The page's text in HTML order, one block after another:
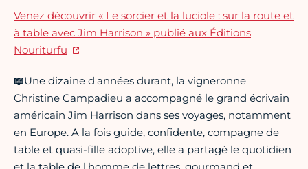
Venez découvrir « Le sorcier et la luciole : sur la route et
à table avec Jim Harrison » publié aux Éditions
Nouriturfu
📖Une dizaine d'années durant, la vigneronne
Christine Campadieu a accompagné le grand écrivain
américain Jim Harrison dans ses voyages, notamment
en Europe. A la fois guide, confidente, compagne de
table et quasi-fille adoptive, elle a partagé le quotidien